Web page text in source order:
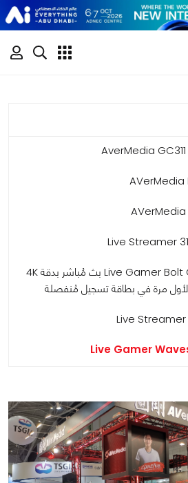
بطاقة البث Live Gamer Bolt GC555 بث مُباشر بدقة 4K